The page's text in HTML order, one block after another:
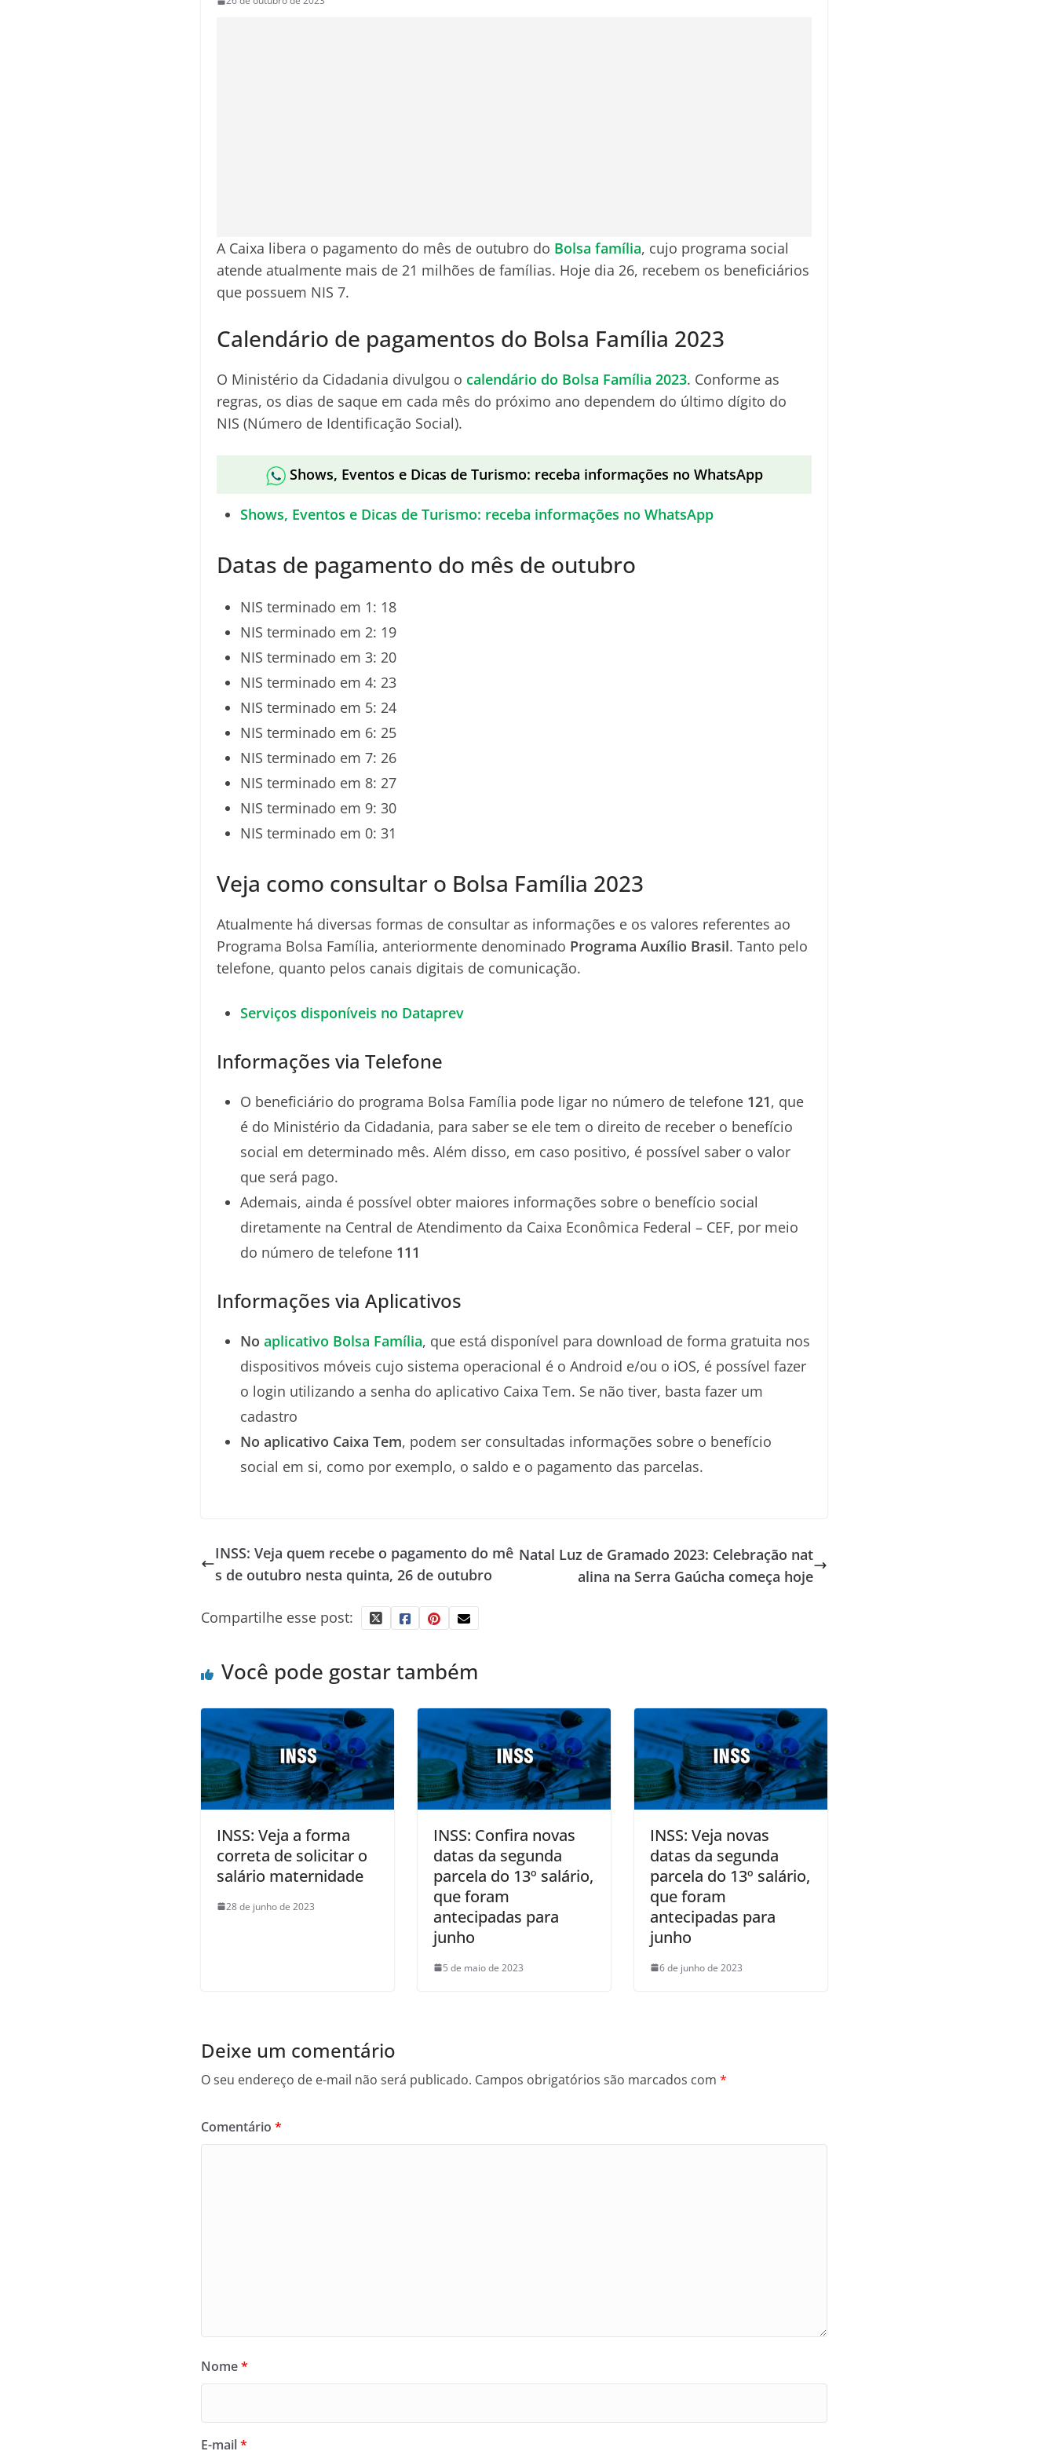
A Caixa libera o pagamento do mês de outubro do Bolsa família, cujo programa social
atende atualmente mais de 21 milhões de famílias. Hoje dia 26, recebem os beneficiários
que possuem NIS 7.
Calendário de pagamentos do Bolsa Família 2023
O Ministério da Cidadania divulgou o calendário do Bolsa Família 2023. Conforme as
regras, os dias de saque em cada mês do próximo ano dependem do último dígito do
NIS (Número de Identificação Social).
Shows, Eventos e Dicas de Turismo: receba informações no WhatsApp
Shows, Eventos e Dicas de Turismo: receba informações no WhatsApp
Datas de pagamento do mês de outubro
NIS terminado em 1: 18
NIS terminado em 2: 19
NIS terminado em 3: 20
NIS terminado em 4: 23
NIS terminado em 5: 24
NIS terminado em 6: 25
NIS terminado em 7: 26
NIS terminado em 8: 27
NIS terminado em 9: 30
NIS terminado em 0: 31
Veja como consultar o Bolsa Família 2023
Atualmente há diversas formas de consultar as informações e os valores referentes ao
Programa Bolsa Família, anteriormente denominado Programa Auxílio Brasil. Tanto pelo
telefone, quanto pelos canais digitais de comunicação.
Serviços disponíveis no Dataprev
Informações via Telefone
O beneficiário do programa Bolsa Família pode ligar no número de telefone 121, que
é do Ministério da Cidadania, para saber se ele tem o direito de receber o benefício
social em determinado mês. Além disso, em caso positivo, é possível saber o valor
que será pago.
Ademais, ainda é possível obter maiores informações sobre o benefício social
diretamente na Central de Atendimento da Caixa Econômica Federal – CEF, por meio
do número de telefone 111
Informações via Aplicativos
Noaplicativo Bolsa Família, que está disponível para download de forma gratuita nos
dispositivos móveis cujo sistema operacional é o Android e/ou o iOS, é possível fazer
o login utilizando a senha do aplicativo Caixa Tem. Se não tiver, basta fazer um
cadastro
No aplicativo Caixa Tem, podem ser consultadas informações sobre o benefício
social em si, como por exemplo, o saldo e o pagamento das parcelas.
INSS: Veja quem recebe o pagamento do mê
s de outubro nesta quinta, 26 de outubro
Natal Luz de Gramado 2023: Celebração nat
alina na Serra Gaúcha começa hoje
Compartilhe esse post:
Você pode gostar também
INSS: Veja a forma
correta de solicitar o
salário maternidade
28 de junho de 2023
INSS: Confira novas
datas da segunda
parcela do 13º salário,
que foram
antecipadas para
junho
5 de maio de 2023
INSS: Veja novas
datas da segunda
parcela do 13º salário,
que foram
antecipadas para
junho
6 de junho de 2023
Deixe um comentário
O seu endereço de e-mail não será publicado. Campos obrigatórios são marcados com*
Comentário*
Nome*
E-mail*